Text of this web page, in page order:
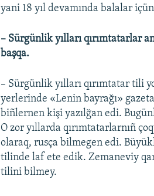
yani 18 yıl devamında balalar
– Sürgünlik yılları qırımtatarlar
başqa.
– Sürgünlik yılları qırımtatar tili
yerlerinde «Lenin bayrağı»
biñlernen kişi yazılğan edi.
O zor yıllarda qırımtatarlarnıñ
olaraq, rusça bilmegen edi.
tilinde laf ete edik. Zemaneviy
tilini bilmey.